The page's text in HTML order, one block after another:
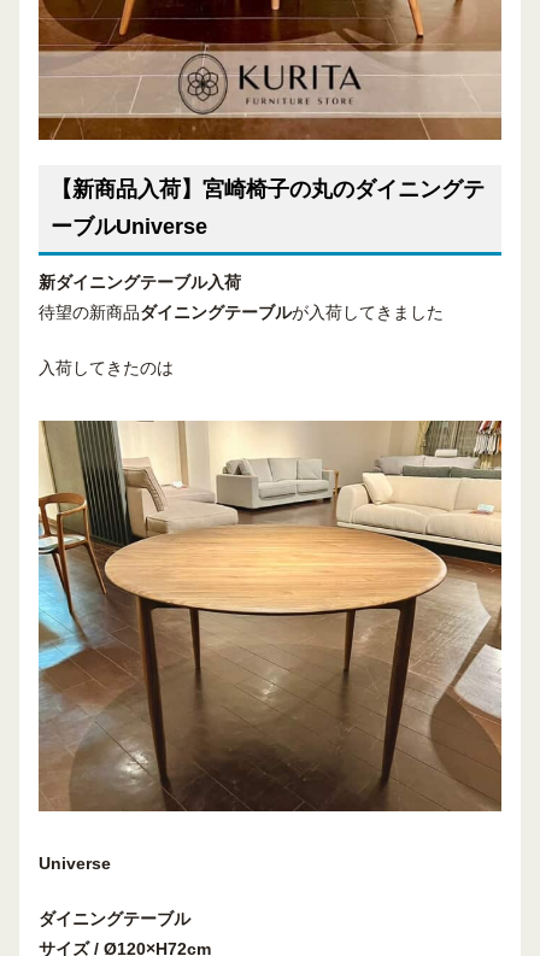
【新商品入荷】宮崎椅子の丸のダイニングテ
ーブルUniverse
新ダイニングテーブル入荷
待望の新商品ダイニングテーブルが入荷してきました
入荷してきたのは
Universe
ダイニングテーブル
サイズ / Ø120×H72cm